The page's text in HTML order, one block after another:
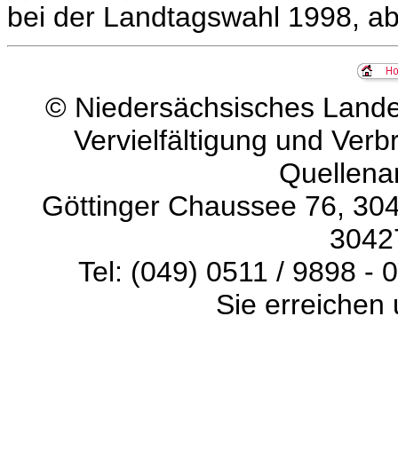
bei der Landtagswahl 1998,
© Niedersächsisches
Vervielfältigung und
Göttinger Chaussee 76,
Tel: (049) 0511 / 9898 -
Sie